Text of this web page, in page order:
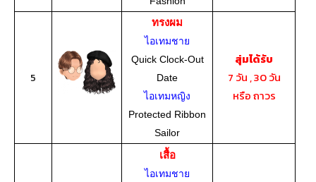
5
ทรงผม
ไอเทมชาย
Quick Clock-Out
Date
ไอเทมหญิง
Protected Ribbon
Sailor
สุ่มได้รับ
7 วัน , 30 วัน
หรือ ถาวร
เสื้อ
ไอเทมชาย